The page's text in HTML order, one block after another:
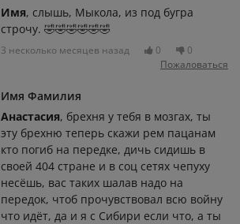
Имя, слышь, Мыкола, из под бугра
строчу. 🤣🤣🤣🤣🤣🤣
3 несколько месяцев назад 0
0
Пожаловаться
Имя Фамилия
Анастасия, брехня у тебя в мозгах, ты
эту брехню теперь скажи рем пацанам
кто погиб на передке, дичь сидишь в
своей 404 стране и в соц сетях чепуху
несёшь, вас таких шалав надо на
передок, чтоб прочувствовал всю войну
что идёт, да и я с Сибири если что, а ты